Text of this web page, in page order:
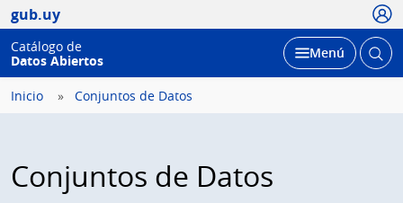
gub.uy
Catálogo de
Datos Abiertos
Desplegar
Menú Abrir
Inicio Conjuntos de Datos
Conjuntos de Datos